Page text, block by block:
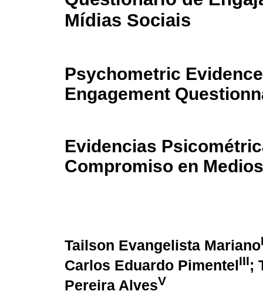
Mídias Sociais
Psychometric
Engagement
Evidencias
Compromiso en
Tailson Evangelista Mariano
Carlos Eduardo Pimentel III;
Pereira AlvesV